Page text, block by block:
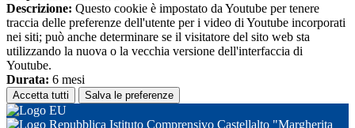
Descrizione: Questo cookie è impostato da Youtube per tenere
traccia delle preferenze dell'utente per i video di Youtube incorporati
nei siti; può anche determinare se il visitatore del sito web sta
utilizzando la nuova o la vecchia versione dell'interfaccia di
Youtube.
Durata: 6 mesi
Accetta tutti Salva le preferenze
Istituto Comprensivo Castellalto "Margherita